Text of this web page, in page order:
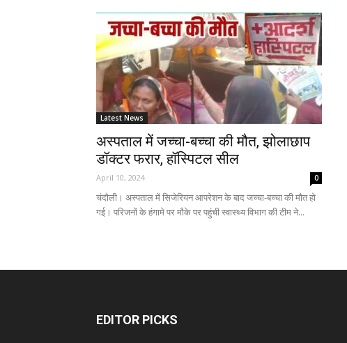
Latest News
अस्पताल में जच्चा-बच्चा की मौत, झोलाछाप
डॉक्टर फरार, हॉस्पिटल सील
April 10, 2024 0
चंदौली। अस्पताल में सिजेरियन आपरेशन के बाद जच्चा-बच्चा की मौत हो
गई। परिजनों के हंगामे पर मौके पर पहुंची स्वास्थ्य विभाग की टीम ने...
EDITOR PICKS